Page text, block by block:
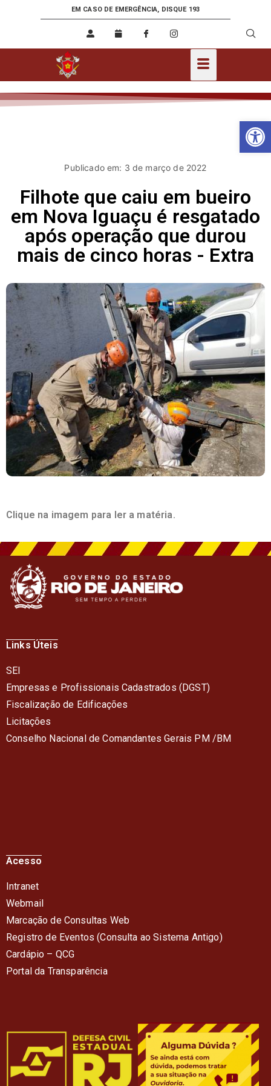
EM CASO DE EMERGÊNCIA, DISQUE 193
Publicado em: 3 de março de 2022
Filhote que caiu em bueiro
em Nova Iguaçu é resgatado
após operação que durou
mais de cinco horas - Extra
Clique na imagem para ler a matéria.
Links Úteis
SEI
Empresas e Profissionais Cadastrados (DGST)
Fiscalização de Edificações
Licitações
Conselho Nacional de Comandantes Gerais PM /BM
Acesso
Intranet
Webmail
Marcação de Consultas Web
Registro de Eventos (Consulta ao Sistema Antigo)
Cardápio – QCG
Portal da Transparência